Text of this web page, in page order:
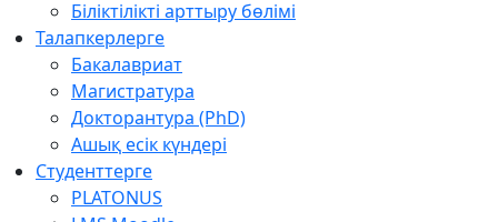
Біліктілікті арттыру бөлімі
Талапкерлерге
Бакалавриат
Магистратура
Докторантура (PhD)
Ашық есік күндері
Студенттерге
PLATONUS